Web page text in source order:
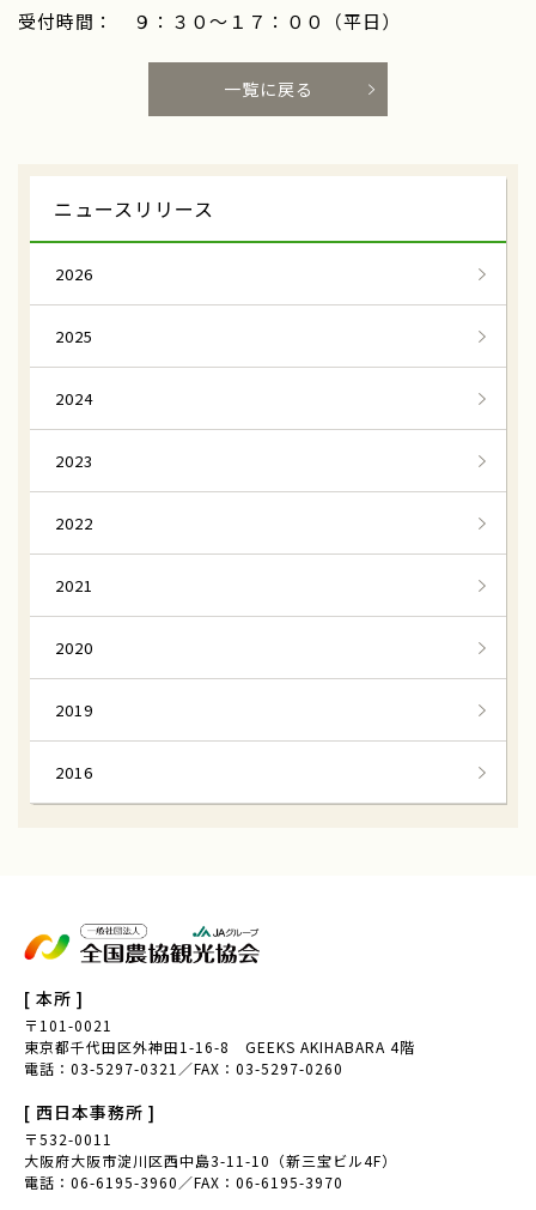
受付時間： ９：３０～１７：００（平日）
一覧に戻る
ニュースリリース
2026
2025
2024
2023
2022
2021
2020
2019
2016
[ 本所 ]
〒101-0021
東京都千代田区外神田1-16-8 GEEKS AKIHABARA 4階
電話：03-5297-0321／FAX：03-5297-0260
[ 西日本事務所 ]
〒532-0011
大阪府大阪市淀川区西中島3-11-10（新三宝ビル4F）
電話：06-6195-3960／FAX：06-6195-3970